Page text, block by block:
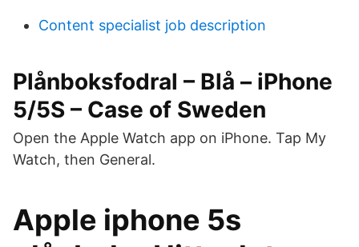
Content specialist job description
Plånboksfodral – Blå – iPhone
5/5S – Case of Sweden
Open the Apple Watch app on iPhone. Tap My
Watch, then General.
Apple iphone 5s